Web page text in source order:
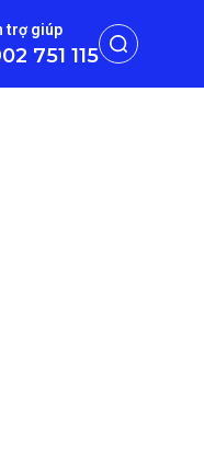
trợ giúp
751 115